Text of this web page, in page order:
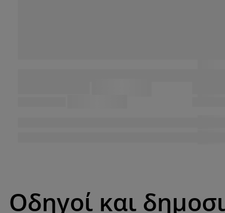
Οδηγοί και